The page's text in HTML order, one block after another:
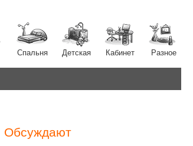
Спальня Детская Кабинет Разное
Обсуждают